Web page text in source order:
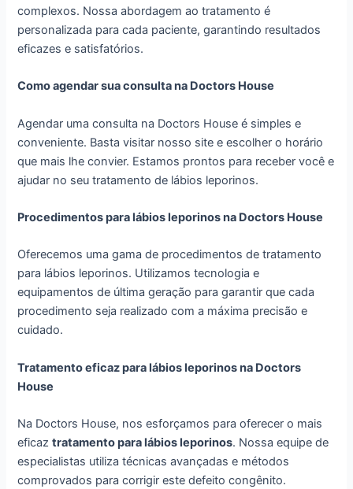
complexos. Nossa abordagem ao tratamento é
personalizada para cada paciente, garantindo resultados
eficazes e satisfatórios.
Como agendar sua consulta na Doctors House
Agendar uma consulta na Doctors House é simples e
conveniente. Basta visitar nosso site e escolher o horário
que mais lhe convier. Estamos prontos para receber você e
ajudar no seu tratamento de lábios leporinos.
Procedimentos para lábios leporinos na Doctors House
Oferecemos uma gama de procedimentos de tratamento
para lábios leporinos. Utilizamos tecnologia e
equipamentos de última geração para garantir que cada
procedimento seja realizado com a máxima precisão e
cuidado.
Tratamento eficaz para lábios leporinos na Doctors
House
Na Doctors House, nos esforçamos para oferecer o mais
eficaztratamento para lábios leporinos. Nossa equipe de
especialistas utiliza técnicas avançadas e métodos
comprovados para corrigir este defeito congênito.